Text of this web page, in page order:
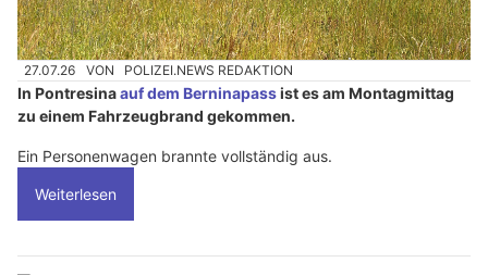
27.07.26 VON POLIZEI.NEWS REDAKTION
In Pontresinaauf dem Berninapassist es am Montagmittag
zu einem Fahrzeugbrand gekommen.
Ein Personenwagen brannte vollständig aus.
Weiterlesen